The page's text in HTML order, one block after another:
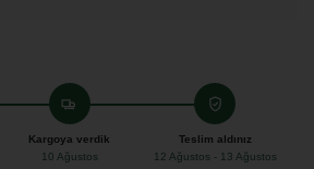
Kargoya verdik
10 Ağustos
Teslim aldınız
12 Ağustos - 13 Ağustos